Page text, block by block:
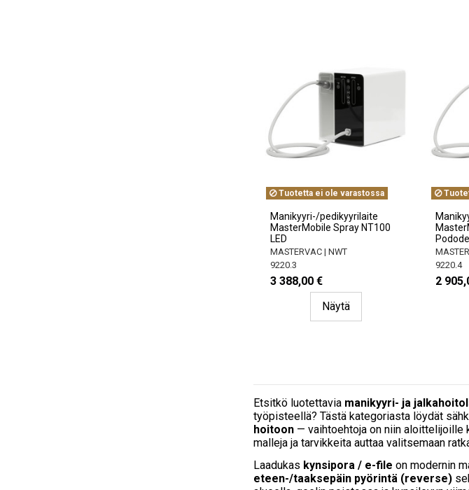
Tuotetta ei ole varastossa
Manikyyri-/pedikyyrilaite
MasterMobile Spray NT100
LED
MASTERVAC | NWT
9220.3
3 388,00 €
Näytä
9220.4
2
Etsitkö luotettavia manikyyri- ja
työpisteellä? Tästä kategoriasta löydät
hoitoon — vaihtoehtoja on niin aloittelijoille
malleja ja tarvikkeita auttaa valitsemaan
Laadukas kynsipora / e-file on modernin
eteen-/taaksepäin pyörintä (reverse)